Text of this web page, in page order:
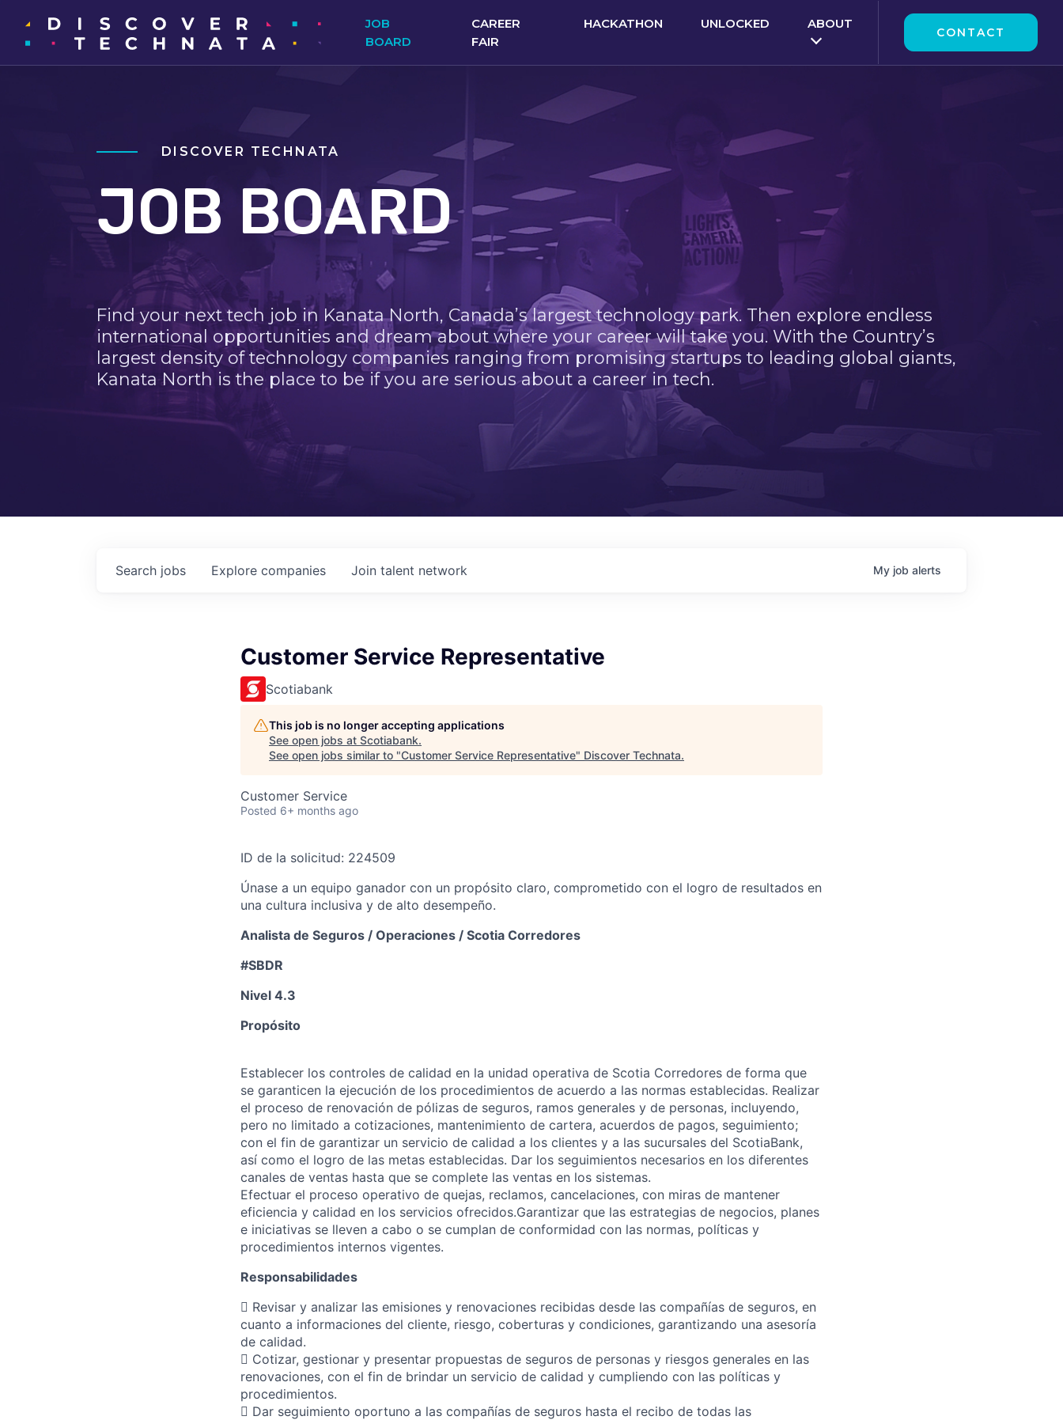
JOB
BOARD
CAREER
FAIR
HACKATHON UNLOCKED ABOUT
CONTACT
DISCOVER TECHNATA
JOB BOARD
Find your next tech job in Kanata North, Canada’s largest technology park. Then explore endless
international opportunities and dream about where your career will take you. With the Country’s
largest density of technology companies ranging from promising startups to leading global giants,
Kanata North is the place to be if you are serious about a career in tech.
Search jobs Explore companies Join talent network My job alerts
Customer Service Representative
Scotiabank
This job is no longer accepting applications
See open jobs at Scotiabank.
See open jobs similar to "Customer Service Representative" Discover Technata.
Customer Service
Posted 6+ months ago
ID de la solicitud: 224509
Únase a un equipo ganador con un propósito claro, comprometido con el logro de resultados en
una cultura inclusiva y de alto desempeño.
Analista de Seguros / Operaciones / Scotia Corredores
#SBDR
Nivel 4.3
Propósito
Establecer los controles de calidad en la unidad operativa de Scotia Corredores de forma que
se garanticen la ejecución de los procedimientos de acuerdo a las normas establecidas. Realizar
el proceso de renovación de pólizas de seguros, ramos generales y de personas, incluyendo,
pero no limitado a cotizaciones, mantenimiento de cartera, acuerdos de pagos, seguimiento;
con el fin de garantizar un servicio de calidad a los clientes y a las sucursales del ScotiaBank,
así como el logro de las metas establecidas. Dar los seguimientos necesarios en los diferentes
canales de ventas hasta que se complete las ventas en los sistemas.
Efectuar el proceso operativo de quejas, reclamos, cancelaciones, con miras de mantener
eficiencia y calidad en los servicios ofrecidos.Garantizar que las estrategias de negocios, planes
e iniciativas se lleven a cabo o se cumplan de conformidad con las normas, políticas y
procedimientos internos vigentes.
Responsabilidades
 Revisar y analizar las emisiones y renovaciones recibidas desde las compañías de seguros, en
cuanto a informaciones del cliente, riesgo, coberturas y condiciones, garantizando una asesoría
de calidad.
 Cotizar, gestionar y presentar propuestas de seguros de personas y riesgos generales en las
renovaciones, con el fin de brindar un servicio de calidad y cumpliendo con las políticas y
procedimientos.
 Dar seguimiento oportuno a las compañías de seguros hasta el recibo de todas las